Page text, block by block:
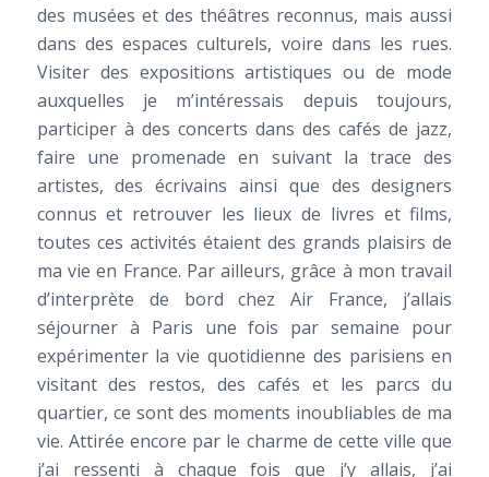
des musées et des théâtres reconnus, mais aussi
dans des espaces culturels, voire dans les rues.
Visiter des expositions artistiques ou de mode
auxquelles je m’intéressais depuis toujours,
participer à des concerts dans des cafés de jazz,
faire une promenade en suivant la trace des
artistes, des écrivains ainsi que des designers
connus et retrouver les lieux de livres et films,
toutes ces activités étaient des grands plaisirs de
ma vie en France. Par ailleurs, grâce à mon travail
d’interprète de bord chez Air France, j’allais
séjourner à Paris une fois par semaine pour
expérimenter la vie quotidienne des parisiens en
visitant des restos, des cafés et les parcs du
quartier, ce sont des moments inoubliables de ma
vie. Attirée encore par le charme de cette ville que
j’ai ressenti à chaque fois que j’y allais, j’ai